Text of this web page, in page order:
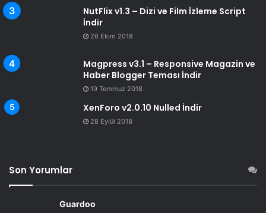
NutFlix v1.3 – Dizi ve Film İzleme Script
İndir
26 Ekim 2018
Magpress v3.1 – Responsive Magazin ve
Haber Blogger Teması İndir
19 Temmuz 2018
XenForo v2.0.10 Nulled İndir
28 Eylül 2018
Son Yorumlar
Guardoo